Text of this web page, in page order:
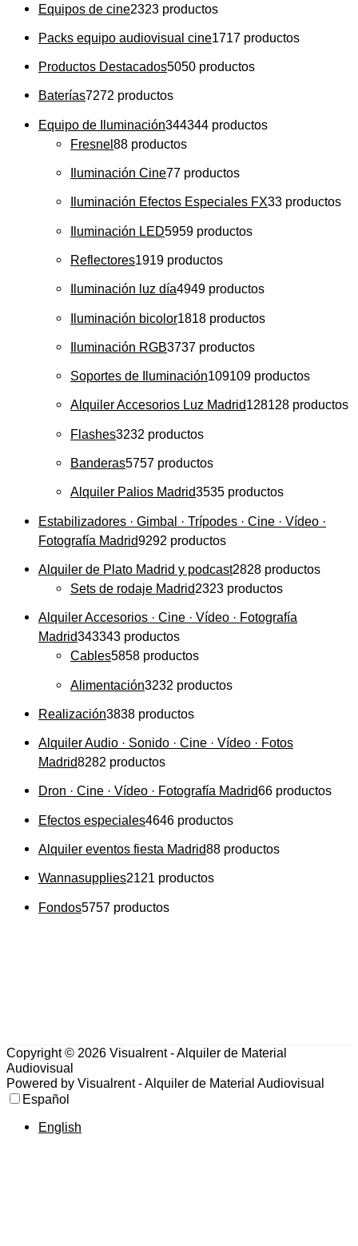
Equipos de cine2323 productos
Packs equipo audiovisual cine1717 productos
Productos Destacados5050 productos
Baterías7272 productos
Equipo de Iluminación344344 productos
Fresnel88 productos
Iluminación Cine77 productos
Iluminación Efectos Especiales FX33 productos
Iluminación LED5959 productos
Reflectores1919 productos
Iluminación luz día4949 productos
Iluminación bicolor1818 productos
Iluminación RGB3737 productos
Soportes de Iluminación109109 productos
Alquiler Accesorios Luz Madrid128128 productos
Flashes3232 productos
Banderas5757 productos
Alquiler Palios Madrid3535 productos
Estabilizadores · Gimbal · Trípodes · Cine · Vídeo ·
Fotografía Madrid9292 productos
Alquiler de Plato Madrid y podcast2828 productos
Sets de rodaje Madrid2323 productos
Alquiler Accesorios · Cine · Vídeo · Fotografía
Madrid343343 productos
Cables5858 productos
Alimentación3232 productos
Realización3838 productos
Alquiler Audio · Sonido · Cine · Vídeo · Fotos
Madrid8282 productos
Dron · Cine · Vídeo · Fotografía Madrid66 productos
Efectos especiales4646 productos
Alquiler eventos fiesta Madrid88 productos
Wannasupplies2121 productos
Fondos5757 productos
Copyright © 2026 Visualrent - Alquiler de Material
Audiovisual
Powered by Visualrent - Alquiler de Material Audiovisual
Español
English